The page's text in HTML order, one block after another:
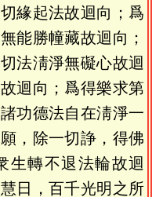
緣起法故迴向；爲
能勝幢藏故迴向；
法淸淨無礙心故迴
迴向；爲得樂求第
功德法自在淸淨一
，除一切諍，得佛
生轉不退法輪故迴
日，百千光明之所